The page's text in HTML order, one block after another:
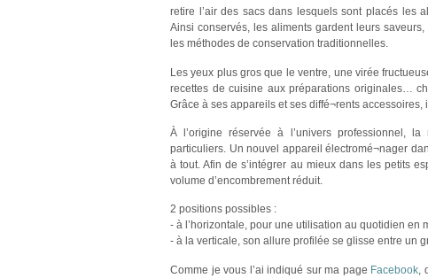
retire l’air des sacs dans lesquels sont placés les
Ainsi conservés, les aliments gardent leurs
les méthodes de conservation traditionnelles.
Les yeux plus gros que le ventre, une virée
recettes de cuisine aux préparations originales…
Grâce à ses appareils et ses diffé¬rents
À l’origine réservée à l’univers professionnel,
particuliers. Un nouvel appareil électromé¬nager
à tout. Afin de s’intégrer au mieux dans les petits
volume d’encombrement réduit.
2 positions possibles :
- à l’horizontale, pour une utilisation au quotidien en
- à la verticale, son allure profilée se glisse entre un
Comme je vous l’ai indiqué sur ma page Facebook